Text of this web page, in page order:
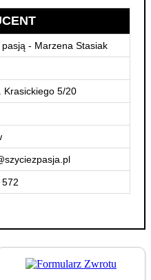
pasją - Marzena Stasiak
Krasickiego 5/20